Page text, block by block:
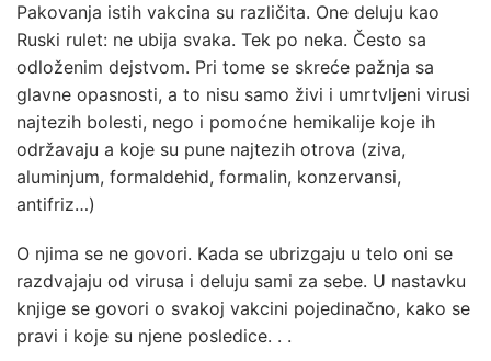
Pakovanja istih vakcina su različita. One deluju kao
Ruski rulet: ne ubija svaka. Tek po neka. Često sa
odloženim dejstvom. Pri tome se skreće pažnja sa
glavne opasnosti, a to nisu samo živi i umrtvljeni virusi
najtezih bolesti, nego i pomoćne hemikalije koje ih
održavaju a koje su pune najtezih otrova (ziva,
aluminjum, formaldehid, formalin, konzervansi,
antifriz…)
O njima se ne govori. Kada se ubrizgaju u telo oni se
razdvajaju od virusa i deluju sami za sebe. U nastavku
knjige se govori o svakoj vakcini pojedinačno, kako se
pravi i koje su njene posledice. . .